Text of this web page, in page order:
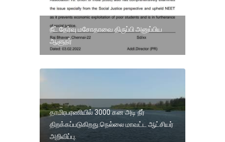
நீட் தேர்வு மசோதாவை திருப்பி அனுப்பிய
ஆளுநர்
தாமிரபரணியில் 3000 கன அடி நீர்
திறக்கப்படுகிறது.நெல்லை மாவட்ட ஆட்சியர்
அறிவிப்பு.